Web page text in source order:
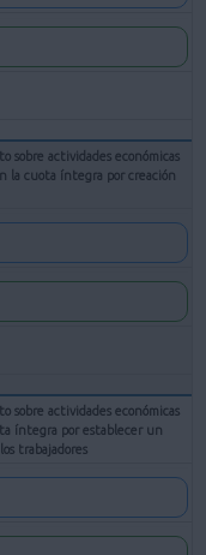
sobre actividades económicas
la cuota íntegra por creación
sobre actividades económicas
íntegra por establecer un
trabajadores